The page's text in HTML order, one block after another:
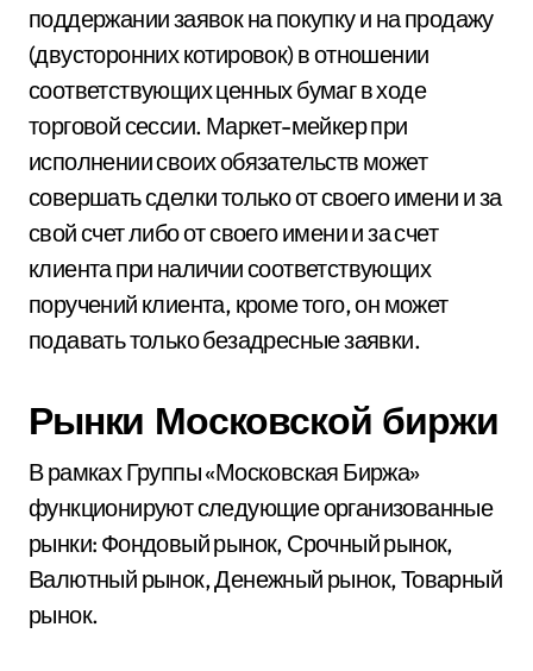
поддержании заявок на покупку и на продажу
(двусторонних котировок) в отношении
соответствующих ценных бумаг в ходе
торговой сессии. Маркет-мейкер при
исполнении своих обязательств может
совершать сделки только от своего имени и за
свой счет либо от своего имени и за счет
клиента при наличии соответствующих
поручений клиента, кроме того, он может
подавать только безадресные заявки.
Рынки Московской биржи
В рамках Группы «Московская Биржа»
функционируют следующие организованные
рынки: Фондовый рынок, Срочный рынок,
Валютный рынок, Денежный рынок, Товарный
рынок.